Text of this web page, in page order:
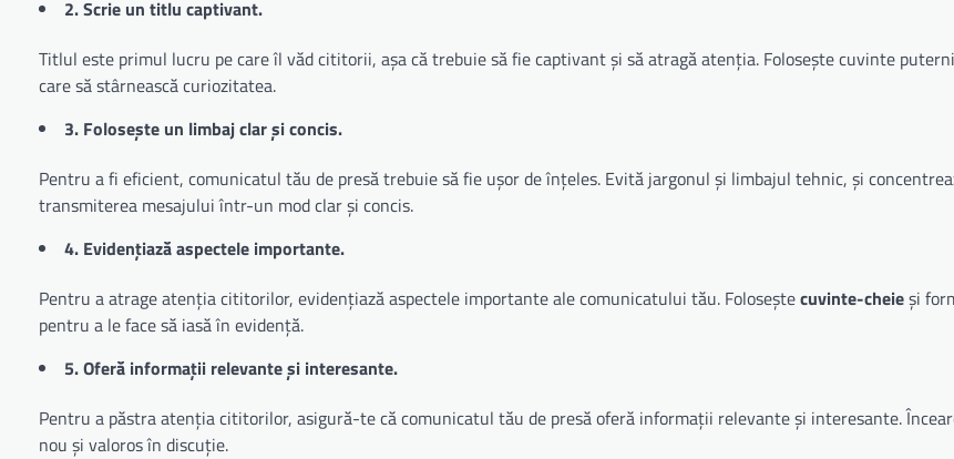
2. Scrie un titlu captivant.
Titlul este primul lucru pe care îl văd cititorii, așa că trebuie să fie captivant și să atragă atenția. Folosește cuvinte
care să stârnească curiozitatea.
3. Folosește un limbaj clar și concis.
Pentru a fi eficient, comunicatul tău de presă trebuie să fie ușor de înțeles. Evită jargonul și limbajul tehnic, și
transmiterea mesajului într-un mod clar și concis.
4. Evidențiază aspectele importante.
Pentru a atrage atenția cititorilor, evidențiază aspectele importante ale comunicatului tău. Foloseștecuvinte-cheieși
pentru a le face să iasă în evidență.
5. Oferă informații relevante și interesante.
Pentru a păstra atenția cititorilor, asigură-te că comunicatul tău de presă oferă informații relevante și interesante.
nou și valoros în discuție.